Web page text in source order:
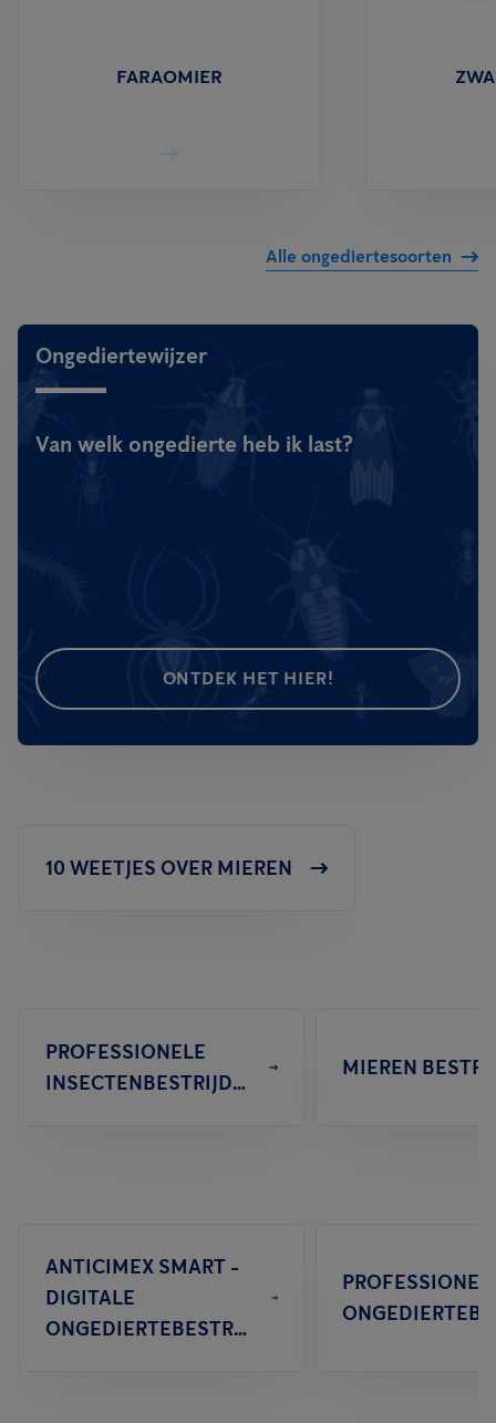
FARAOMIER
Alle ongediertesoorten
Ongediertewijzer
Van welk ongedierte heb ik last?
ONTDEK HET HIER!
10 WEETJES OVER MIEREN
PROFESSIONELE
INSECTENBESTRIJDING
MIEREN
ANTICIMEX SMART -
DIGITALE
ONGEDIERTEBESTRIJDING